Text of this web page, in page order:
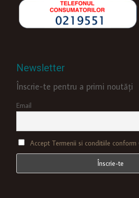
Newsletter
Înscrie-te pentru a primi noutăți
Email
Accept Termenii si conditiile conform